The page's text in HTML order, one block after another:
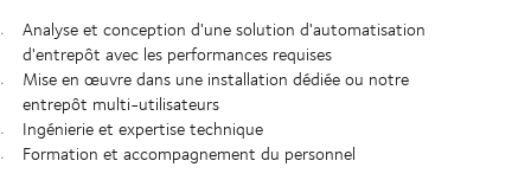
Analyse et conception d'une solution d'automatisation
d'entrepôt avec les performances requises
Mise en œuvre dans une installation dédiée ou notre
entrepôt multi-utilisateurs
Ingénierie et expertise technique
Formation et accompagnement du personnel